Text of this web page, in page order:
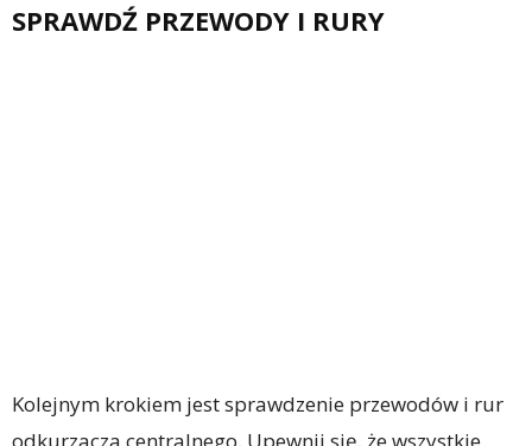
SPRAWDŹ PRZEWODY I RURY
Kolejnym krokiem jest sprawdzenie przewodów i rur
odkurzacza centralnego. Upewnij się, że wszystkie